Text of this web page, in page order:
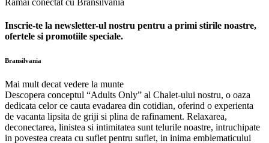
Ramai conectat cu Bransilvania
Inscrie-te la newsletter-ul nostru pentru a primi stirile noastre,
ofertele si promotiile speciale.
Bransilvania
Mai mult decat vedere la munte
Descopera conceptul “Adults Only” al Chalet-ului nostru, o oaza
dedicata celor ce cauta evadarea din cotidian, oferind o experienta
de vacanta lipsita de griji si plina de rafinament. Relaxarea,
deconectarea, linistea si intimitatea sunt telurile noastre, intruchipate
in povestea creata cu suflet pentru suflet, in inima emblematicului